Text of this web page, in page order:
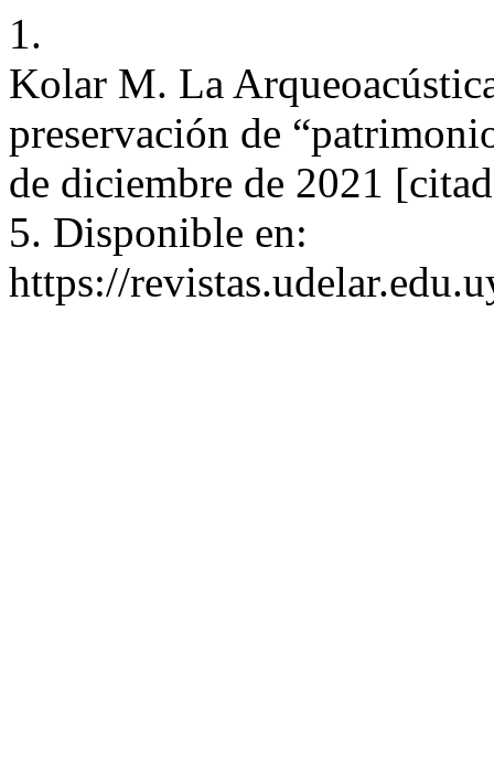
1.
Kolar M. La
preservación de
de diciembre de 2021
5. Disponible en:
https://